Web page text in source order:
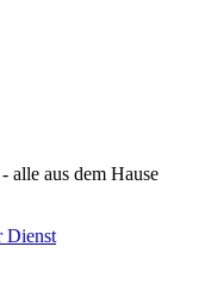
alle aus dem Hause